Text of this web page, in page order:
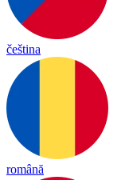
čeština
română